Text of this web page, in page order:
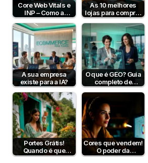
Core Web Vitals e
INP – Como a
Velocidade e
Interatividade do…
As 10 melhores
lojas para comprar
artigos para bebé
A sua empresa
existe para a IA?
O que é GEO? Guia
completo de
Generative Engine
Optimization…
Portes Grátis!
Quando é que
fazem sentido?
Cores que vendem!
O poder da
psicologia da cor